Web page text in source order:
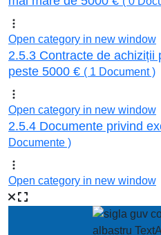
Open category in new window
2.5.3 Contracte de achiziții
peste 5000 € ( 1 Document )
Open category in new window
2.5.4 Documente privind
Documente )
Open category in new window